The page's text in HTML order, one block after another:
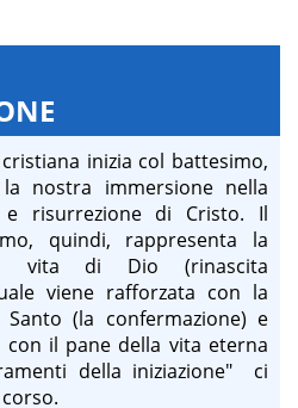
inizia col battesimo,
nostra immersione nella
risurrezione di Cristo. Il
quindi, rappresenta la
vita di Dio (rinascita
viene rafforzata con la
(la confermazione) e
il pane della vita eterna
della iniziazione" ci